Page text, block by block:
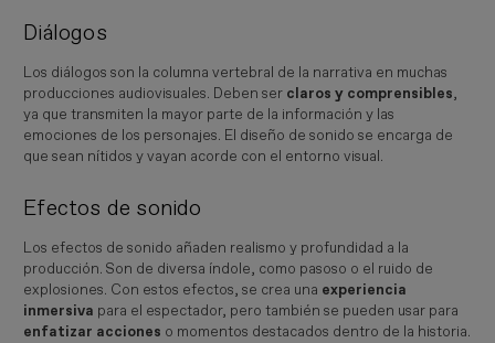
Diálogos
Los diálogos son la columna vertebral de la narrativa en muchas
producciones audiovisuales. Deben ser claros y comprensibles,
ya que transmiten la mayor parte de la información y las
emociones de los personajes. El diseño de sonido se encarga de
que sean nítidos y vayan acorde con el entorno visual.
Efectos de sonido
Los efectos de sonido añaden realismo y profundidad a la
producción. Son de diversa índole, como pasoso o el ruido de
explosiones. Con estos efectos, se crea una experiencia
inmersiva para el espectador, pero también se pueden usar para
enfatizar acciones o momentos destacados dentro de la historia.